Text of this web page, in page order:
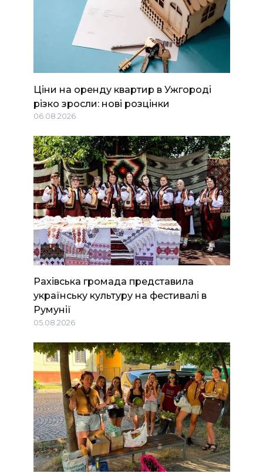
Ціни на оренду квартир в Ужгороді
різко зросли: нові розцінки
06.08.2026
Рахівська громада представила
українську культуру на фестивалі в
Румунії
05.08.2026